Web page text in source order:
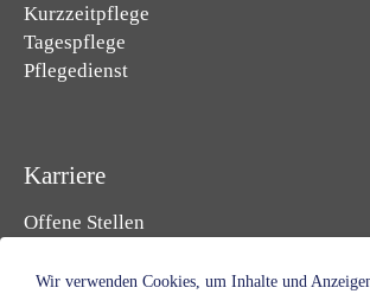
Kurzzeitpflege
Tagespflege
Pflegedienst
Karriere
Offene Stellen
Ausbildung & Studium
Wir verwenden Cookies, um Inhalte und